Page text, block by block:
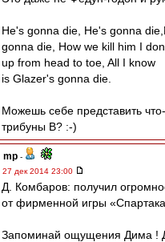
He's gonna die, He's gonna
gonna die, How we kill him I
up from head to toe, All I know
is Glazer's gonna die.
Можешь себе представить
трибуны В? :-)
mp -
27 дек 2014 23:00
Д. Комбаров: получил
от фирменной игры
Запоминай ощущения Дима !